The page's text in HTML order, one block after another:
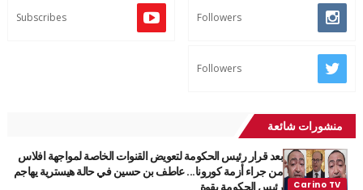
Followers
Subscribes
Followers
منشورات شائعة
بعد قرار رئيس الحكومة لتعويض القنوات الخاصة لمواجهة افلاس
من جراء أزمة كورونا... عاطف بن حسين في حالة هيسترية يهاجم
رئيس الحكومة بقوة